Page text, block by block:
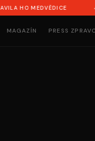
SYN
MAGAZÍN PRESS